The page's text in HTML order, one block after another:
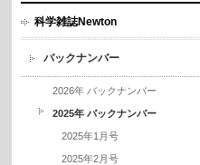
科学雑誌Newton
バックナンバー
2026年 バックナンバー
2025年 バックナンバー
2025年1月号
2025年2月号